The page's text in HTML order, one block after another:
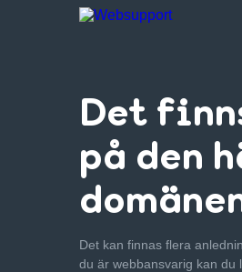
Det
på den
Det kan finnas flera
du är webbansvarig kan du